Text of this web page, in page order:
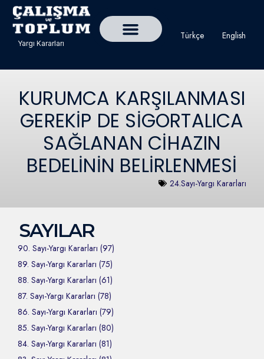
Türkçe English
Yargı Kararları
KURUMCA KARŞILANMASI
GEREKİP DE SİGORTALICA
SAĞLANAN CİHAZIN
BEDELİNİN BELİRLENMESİ
24.Sayı-Yargı Kararları
SAYILAR
90. Sayı-Yargı Kararları (97)
89. Sayı-Yargı Kararları (75)
88. Sayı-Yargı Kararları (61)
87. Sayı-Yargı Kararları (78)
86. Sayı-Yargı Kararları (79)
85. Sayı-Yargı Kararları (80)
84. Sayı-Yargı Kararları (81)